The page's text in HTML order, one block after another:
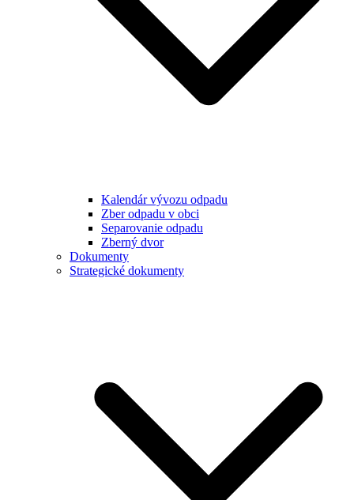
Kalendár vývozu odpadu
Zber odpadu v obci
Separovanie odpadu
Zberný dvor
Dokumenty
Strategické dokumenty